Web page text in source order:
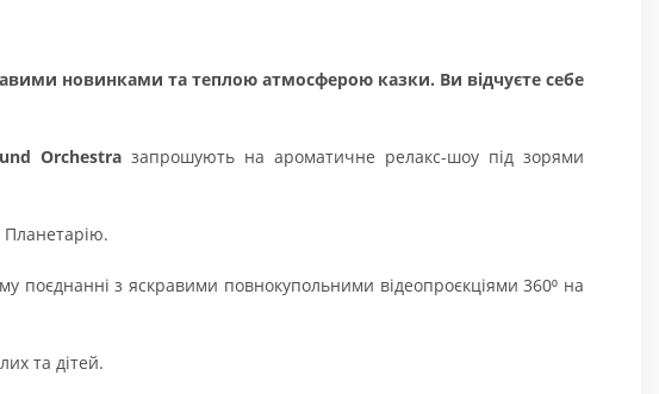
новинками та теплою атмосферою казки. Ви відчуєте себе
Orchestraзапрошують на ароматичне релакс-шоу під зорями
Планетарію.
поєднанні з яскравими повнокупольними відеопроєкціями 360⁰ на
та дітей.